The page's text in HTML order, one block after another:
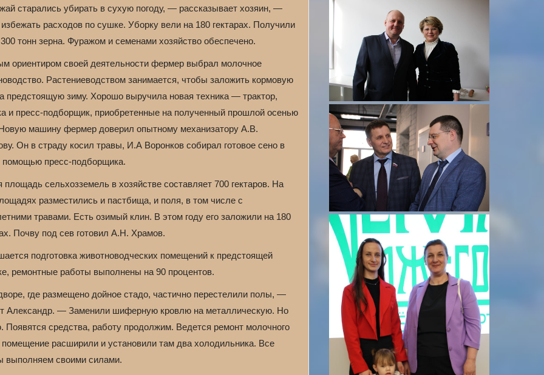
старались убирать в сухую погоду, — рассказывает хозяин, —
расходов по сушке. Уборку вели на 180 гектарах. Получили
тонн зерна. Фуражом и семенами хозяйство обеспечено.
ориентиром своей деятельности фермер выбрал молочное
Растениеводством занимается, чтобы заложить кормовую
предстоящую зиму. Хорошо выручила новая техника — трактор,
и пресс-подборщик, приобретенные на полученный прошлой осенью
Новую машину фермер доверил опытному механизатору А.В.
Он в страду косил травы, И.А Воронков собирал готовое сено в
помощью пресс-подборщика.
сельхозземель в хозяйстве составляет 700 гектаров. На
разместились и пастбища, и поля, в том числе с
травами. Есть озимый клин. В этом году его заложили на 180
Почву под сев готовил А.Н. Храмов.
подготовка животноводческих помещений к предстоящей
ремонтные работы выполнены на 90 процентов.
где размещено дойное стадо, частично перестелили полы, —
Александр. — Заменили шиферную кровлю на металлическую. Но
Появятся средства, работу продолжим. Ведется ремонт молочного
помещение расширили и установили там два холодильника. Все
выполняем своими силами.